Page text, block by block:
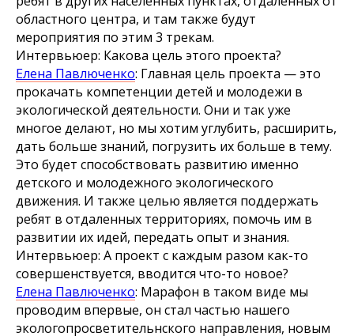
областного центра, и там также будут
мероприятия по этим 3 трекам.
Интервьюер: Какова цель этого проекта?
Елена Павлюченко: Главная цель проекта — это
прокачать компетенции детей и молодежи в
экологической деятельности. Они и так уже
многое делают, но мы хотим углубить, расширить,
дать больше знаний, погрузить их больше в тему.
Это будет способствовать развитию именно
детского и молодежного экологического
движения. И также целью является поддержать
ребят в отдаленных территориях, помочь им в
развитии их идей, передать опыт и знания.
Интервьюер: А проект с каждым разом как-то
совершенствуется, вводится что-то новое?
Елена Павлюченко: Марафон в таком виде мы
проводим впервые, он стал частью нашего
экологопросветительнского направления, новым